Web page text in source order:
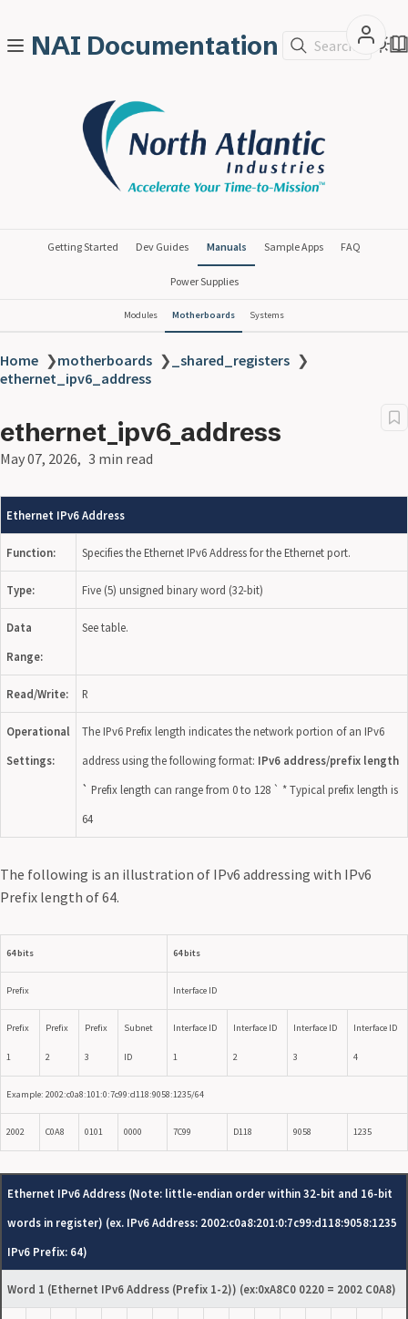
NAI Documentation Search
Getting Started Dev Guides Manuals Sample Apps FAQ
Power Supplies
Modules Motherboards Systems
Home ❯motherboards ❯ _shared_registers ❯
ethernet_ipv6_address
ethernet_ipv6_address
May 07, 2026 3 min read
Ethernet IPv6 Address
Function: Specifies the Ethernet IPv6 Address for the Ethernet port.
Type: Five (5) unsigned binary word (32-bit)
Data
Range:
See table.
Read/Write: R
Operational
Settings:
The IPv6 Prefix length indicates the network portion of an IPv6
address using the following format: IPv6 address/prefix length
` Prefix length can range from 0 to 128 ` * Typical prefix length is
64
The following is an illustration of IPv6 addressing with IPv6
Prefix length of 64.
64 bits 64 bits
Prefix Interface ID
Prefix
1
Prefix
2
Prefix
3
Subnet
ID
Interface ID
1
Interface ID
2
Interface ID
3
Interface ID
4
Example: 2002:c0a8:101:0:7c99:d118:9058:1235/64
2002 C0A8 0101 0000 7C99 D118 9058 1235
Ethernet IPv6 Address (Note: little-endian order within 32-bit and 16-bit
words in register) (ex. IPv6 Address: 2002:c0a8:201:0:7c99:d118:9058:1235
IPv6 Prefix: 64)
Word 1 (Ethernet IPv6 Address (Prefix 1-2)) (ex:0xA8C0 0220 = 2002 C0A8)